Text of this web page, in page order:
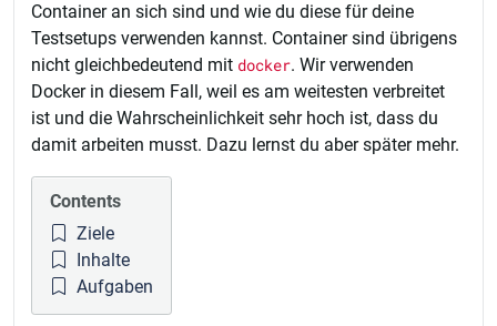
Container an sich sind und wie du diese für deine
Testsetups verwenden kannst. Container sind übrigens
nicht gleichbedeutend mit docker. Wir verwenden
Docker in diesem Fall, weil es am weitesten verbreitet
ist und die Wahrscheinlichkeit sehr hoch ist, dass du
damit arbeiten musst. Dazu lernst du aber später mehr.
Contents
Ziele
Inhalte
Aufgaben